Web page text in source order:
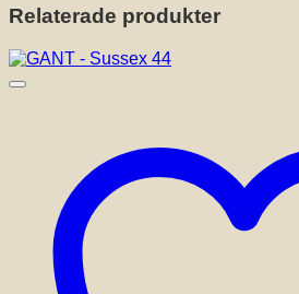
Relaterade produkter